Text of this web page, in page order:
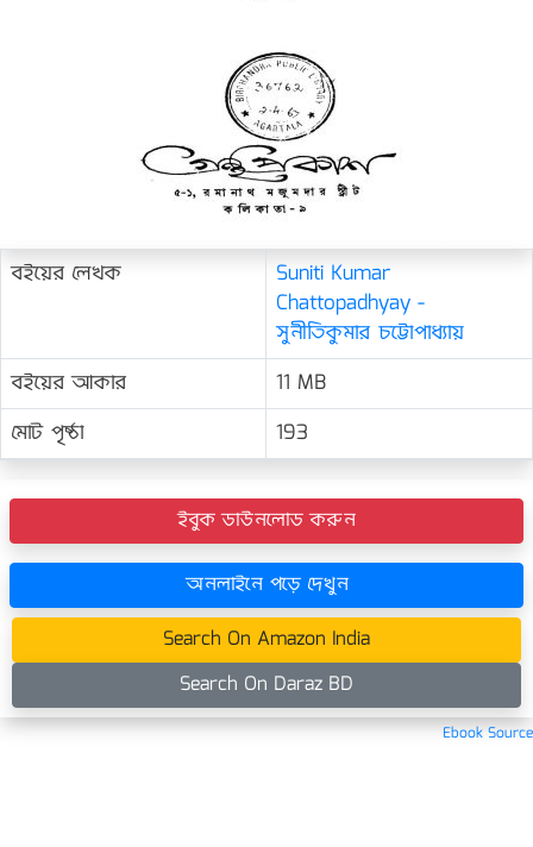
বইয়ের লেখক
Suniti Kumar
Chattopadhyay -
সুনীতিকুমার চট্টোপাধ্যায়
বইয়ের আকার
11 MB
মোট পৃষ্ঠা
193
ইবুক ডাউনলোড করুন
অনলাইনে পড়ে দেখুন
Search On Amazon India
Search On Daraz BD
Ebook Source